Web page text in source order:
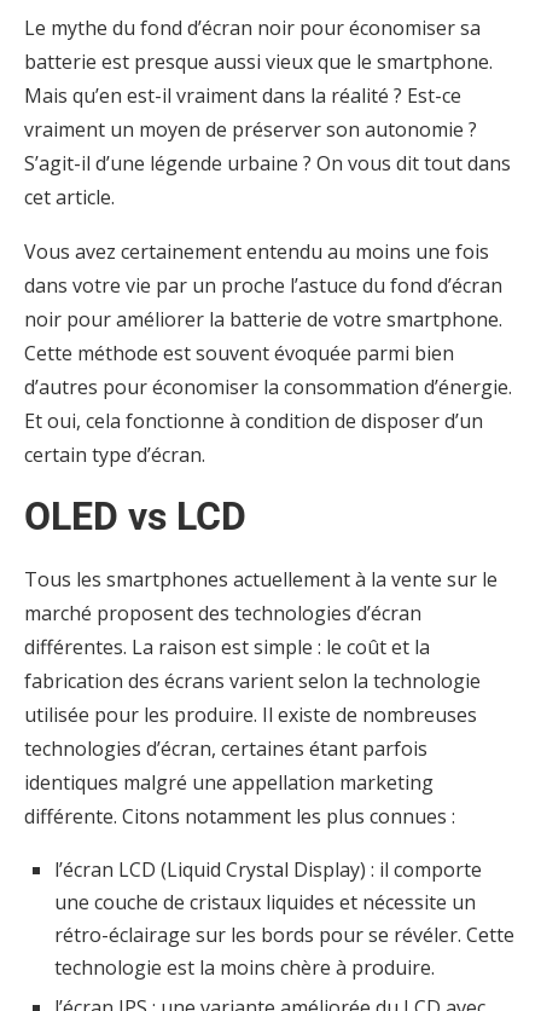
Le mythe du fond d’écran noir pour économiser sa
batterie est presque aussi vieux que le smartphone.
Mais qu’en est-il vraiment dans la réalité ? Est-ce
vraiment un moyen de préserver son autonomie ?
S’agit-il d’une légende urbaine ? On vous dit tout dans
cet article.
Vous avez certainement entendu au moins une fois
dans votre vie par un proche l’astuce du fond d’écran
noir pour améliorer la batterie de votre smartphone.
Cette méthode est souvent évoquée parmi bien
d’autres pour économiser la consommation d’énergie.
Et oui, cela fonctionne à condition de disposer d’un
certain type d’écran.
OLED vs LCD
Tous les smartphones actuellement à la vente sur le
marché proposent des technologies d’écran
différentes. La raison est simple : le coût et la
fabrication des écrans varient selon la technologie
utilisée pour les produire. Il existe de nombreuses
technologies d’écran, certaines étant parfois
identiques malgré une appellation marketing
différente. Citons notamment les plus connues :
l’écran LCD (Liquid Crystal Display) : il comporte
une couche de cristaux liquides et nécessite un
rétro-éclairage sur les bords pour se révéler. Cette
technologie est la moins chère à produire.